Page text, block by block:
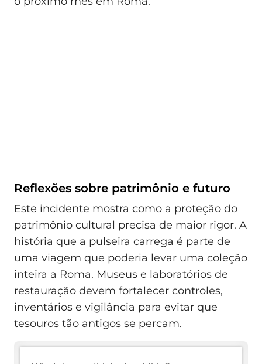
Reflexões sobre patrimônio e futuro
Este incidente mostra como a proteção do
patrimônio cultural precisa de maior rigor. A
história que a pulseira carrega é parte de
uma viagem que poderia levar uma coleção
inteira a Roma. Museus e laboratórios de
restauração devem fortalecer controles,
inventários e vigilância para evitar que
tesouros tão antigos se percam.